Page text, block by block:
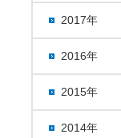
2017年
2016年
2015年
2014年